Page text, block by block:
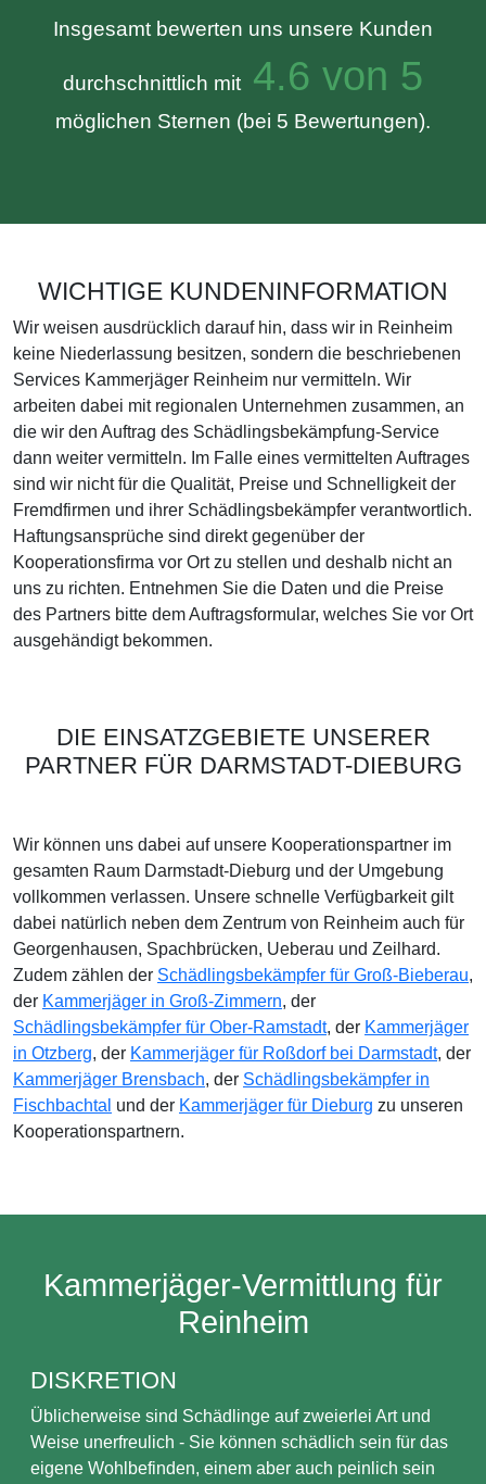
Insgesamt bewerten uns unsere Kunden
durchschnittlich mit 4.6 von 5
möglichen Sternen (bei 5 Bewertungen).
WICHTIGE KUNDENINFORMATION
Wir weisen ausdrücklich darauf hin, dass wir in Reinheim
keine Niederlassung besitzen, sondern die beschriebenen
Services Kammerjäger Reinheim nur vermitteln. Wir
arbeiten dabei mit regionalen Unternehmen zusammen, an
die wir den Auftrag des Schädlingsbekämpfung-Service
dann weiter vermitteln. Im Falle eines vermittelten Auftrages
sind wir nicht für die Qualität, Preise und Schnelligkeit der
Fremdfirmen und ihrer Schädlingsbekämpfer verantwortlich.
Haftungsansprüche sind direkt gegenüber der
Kooperationsfirma vor Ort zu stellen und deshalb nicht an
uns zu richten. Entnehmen Sie die Daten und die Preise
des Partners bitte dem Auftragsformular, welches Sie vor Ort
ausgehändigt bekommen.
DIE EINSATZGEBIETE UNSERER
PARTNER FÜR DARMSTADT-DIEBURG
Wir können uns dabei auf unsere Kooperationspartner im
gesamten Raum Darmstadt-Dieburg und der Umgebung
vollkommen verlassen. Unsere schnelle Verfügbarkeit gilt
dabei natürlich neben dem Zentrum von Reinheim auch für
Georgenhausen, Spachbrücken, Ueberau und Zeilhard.
Zudem zählen der Schädlingsbekämpfer für Groß-Bieberau,
der Kammerjäger in Groß-Zimmern, der
Schädlingsbekämpfer für Ober-Ramstadt, der Kammerjäger
in Otzberg, der Kammerjäger für Roßdorf bei Darmstadt, der
Kammerjäger Brensbach, der Schädlingsbekämpfer in
Fischbachtal und der Kammerjäger für Dieburg zu unseren
Kooperationspartnern.
Kammerjäger-Vermittlung für
Reinheim
DISKRETION
Üblicherweise sind Schädlinge auf zweierlei Art und
Weise unerfreulich - Sie können schädlich sein für das
eigene Wohlbefinden, einem aber auch peinlich sein